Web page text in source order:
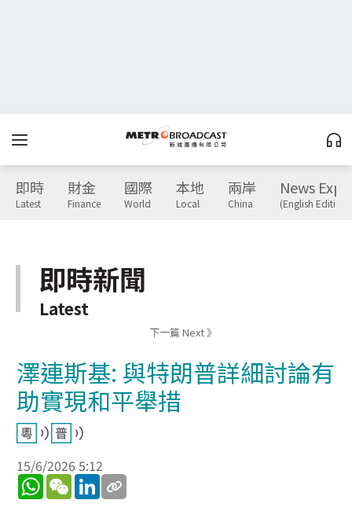
即時
Latest
財金
Finance
國際
World
本地
Local
兩岸
China
News
(English Edition)
即時新聞
Latest
下一篇 Next 》
澤連斯基: 與特朗普詳細討論有
助實現和平舉措
15/6/2026 5:12
WhatsApp
WeChatLinkedIn